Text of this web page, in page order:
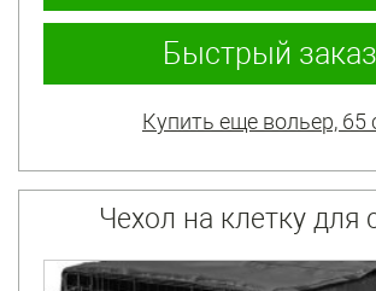
Быстрый заказ
Купить еще вольер, 65
Чехол на клетку для